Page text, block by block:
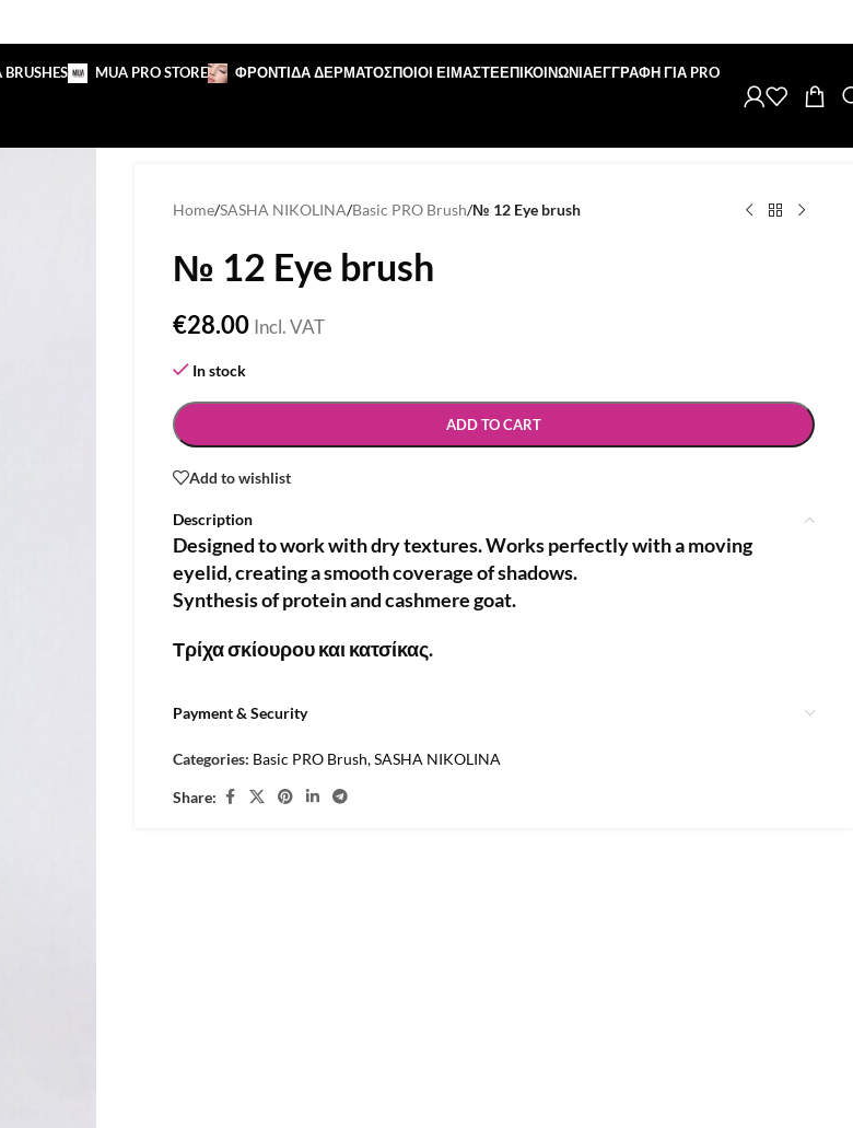
BRUSHES MUA PRO STORE ΦΡΟΝΤΙΔΑ ΔΕΡΜΑΤΟΣΠΟΙΟΙ ΕΙΜΑΣΤΕΕΠΙΚΟΙΝΩΝΙΑΕΓΓΡΑΦΗ ΓΙΑ PRO
Home/SASHA NIKOLINA/Basic PRO Brush/№ 12 Eye brush
№ 12 Eye brush
€28.00 Incl. VAT
In stock
ADD TO CART
Add to wishlist
Description
Designed to work with dry textures. Works perfectly with a moving
eyelid, creating a smooth coverage of shadows.
Synthesis of protein and cashmere goat.
Τρίχα σκίουρου και κατσίκας.
Payment & Security
Categories: Basic PRO Brush,SASHA NIKOLINA
Share: